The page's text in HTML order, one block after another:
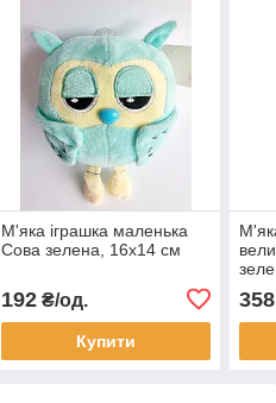
М'яка іграшка маленька
Сова зелена, 16х14 см
192₴/од.
Купити
358